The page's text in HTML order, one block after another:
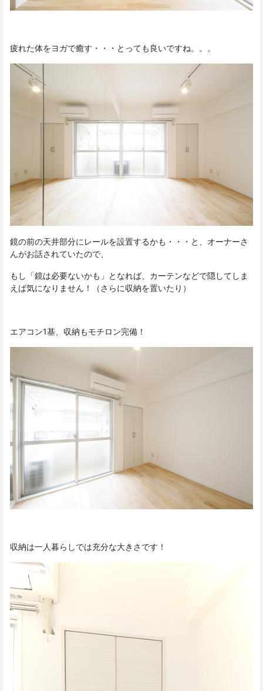
疲れた体をヨガで癒す・・・とっても良いですね。。。
鏡の前の天井部分にレールを設置するかも・・・と、オーナーさ
んがお話されていたので、
もし「鏡は必要ないかも」となれば、カーテンなどで隠してしま
えば気になりません！（さらに収納を置いたり）
エアコン1基、収納もモチロン完備！
収納は一人暮らしでは充分な大きさです！